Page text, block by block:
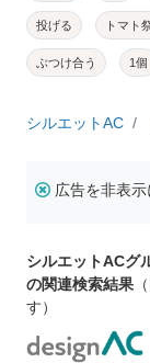
投げる トマト
ぶつけ合う 1個
シルエットAC
広告を非表示
シルエットACグ
の関連検索結果
す）